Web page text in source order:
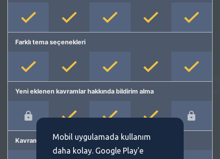
Farklı tema seçenekleri
Yeni eklenen kavramlar hakkında bildirim alma
Kavram önermeMobil uygulamada kullanım
daha kolay. Google Play'e